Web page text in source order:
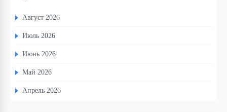
Август 2026
Июль 2026
Июнь 2026
Май 2026
Апрель 2026